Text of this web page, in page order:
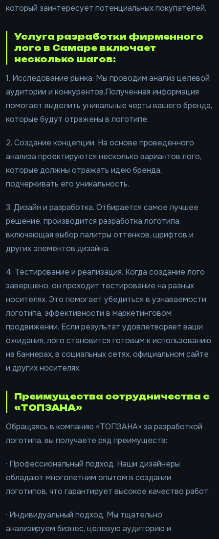
который заинтересует потенциальных покупателей.
Услуга разработки фирменного
лого в Самаре включает
несколько шагов:
1. Исследование рынка. Мы проводим анализ целевой
аудитории и конкурентов.Полученная информация
помогает выделить уникальные черты вашего бренда,
которые будут отражены в логотипе.
2. Создание концепции. На основе проведенного
анализа проектируются несколько вариантов лого,
которые должны отражать идею бренда,
подчеркивать его уникальность.
3. Дизайн и разработка. Отбирается самое лучшее
решение, производится разработка логотипа,
включающая выбор палитры оттенков, шрифтов и
других элементов дизайна.
4. Тестирование и реализация. Когда создание лого
завершено, он проходит тестирование на разных
носителях. Это помогает убедиться в узнаваемости
логотипа, эффективности в маркетинговом
продвижении. Если результат удовлетворяет ваши
ожидания, лого становится готовым к использованию
на баннерах, в социальных сетях, официальном сайте
и других носителях.
Преимущества сотрудничества с
«ТОПЗАНА»
Обращаясь в компанию «ТОПЗАНА» за разработкой
логотипа, вы получаете ряд преимуществ:
· Профессиональный подход. Наши дизайнеры
обладают многолетним опытом в создании
логотипов, что гарантирует высокое качество работ.
· Индивидуальный подход. Мы тщательно
анализируем бизнес, целевую аудиторию и